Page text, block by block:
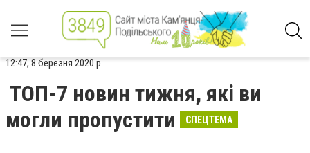
12:47, 8 березня 2020 р.
ТОП-7 новин тижня, які ви
могли пропустити
СПЕЦТЕМА